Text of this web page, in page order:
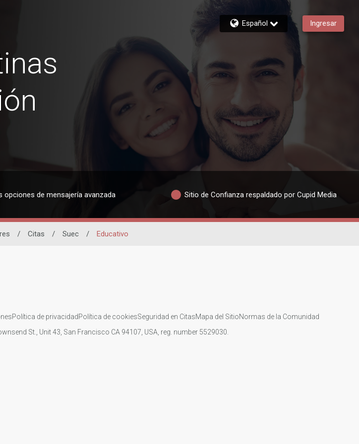
Español Ingresar
opciones de mensajería avanzada Sitio de Confianza respaldado por Cupid Media
/ Citas / Suec / Educativo
Política de privacidadPolítica de cookiesSeguridad en CitasMapa del SitioNormas de la Comunidad
St., Unit 43, San Francisco CA 94107, USA, reg. number 5529030.